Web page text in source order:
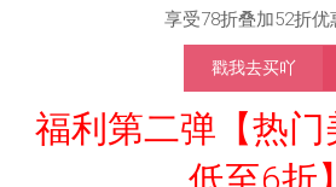
享受78折叠加52折优
戳我去买吖
福利第二弹【热